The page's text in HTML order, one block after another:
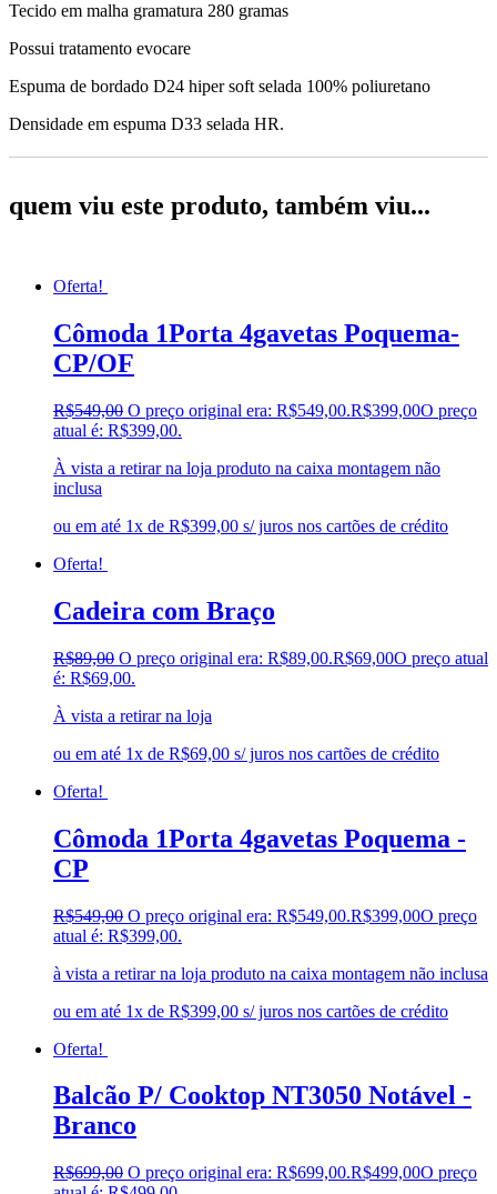
Tecido em malha gramatura 280 gramas
Possui tratamento evocare
Espuma de bordado D24 hiper soft selada 100% poliuretano
Densidade em espuma D33 selada HR.
quem viu este produto, também viu...
Oferta!
Cômoda 1Porta 4gavetas Poquema-
CP/OF
R$549,00 O preço original era: R$549,00.R$399,00O preço
atual é: R$399,00.
À vista a retirar na loja produto na caixa montagem não
inclusa
ou em até 1x de R$399,00 s/ juros nos cartões de crédito
Oferta!
Cadeira com Braço
R$89,00 O preço original era: R$89,00.R$69,00O preço atual
é: R$69,00.
À vista a retirar na loja
ou em até 1x de R$69,00 s/ juros nos cartões de crédito
Oferta!
Cômoda 1Porta 4gavetas Poquema -
CP
R$549,00 O preço original era: R$549,00.R$399,00O preço
atual é: R$399,00.
à vista a retirar na loja produto na caixa montagem não inclusa
ou em até 1x de R$399,00 s/ juros nos cartões de crédito
Oferta!
Balcão P/ Cooktop NT3050 Notável -
Branco
R$699,00 O preço original era: R$699,00.R$499,00O preço